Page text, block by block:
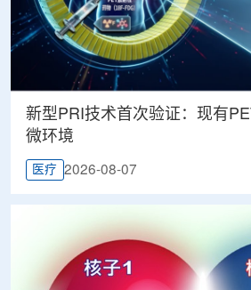
新型PRI技术首次验证：现有
微环境
医疗 2026-08-07